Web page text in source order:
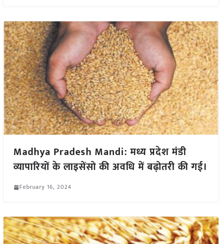
Madhya Pradesh Mandi: मध्य प्रदेश मंडी
व्यापारियों के लाइसेंसो की अवधि में बढ़ोतरी की गई।
February 16, 2024